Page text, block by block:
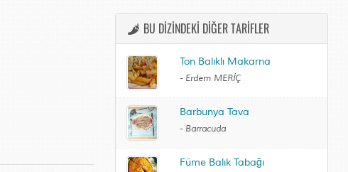
BU DİZİNDEKİ DİĞER TARİFLER
Ton Balıklı Makarna
- Erdem MERİÇ
Barbunya Tava
- Barracuda
Füme Balık Tabağı